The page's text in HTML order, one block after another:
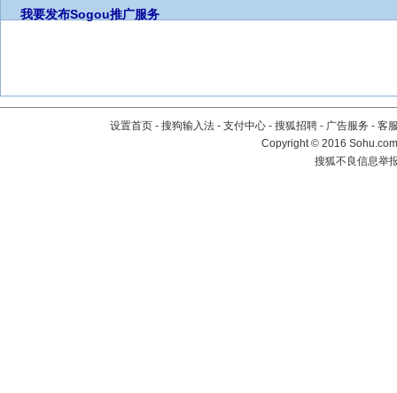
我要发布Sogou推广服务
设置首页 - 搜狗输入法 - 支付中心 - 搜狐招聘 - 广告服务 - 客
Copyright©2016
搜狐不良信息举